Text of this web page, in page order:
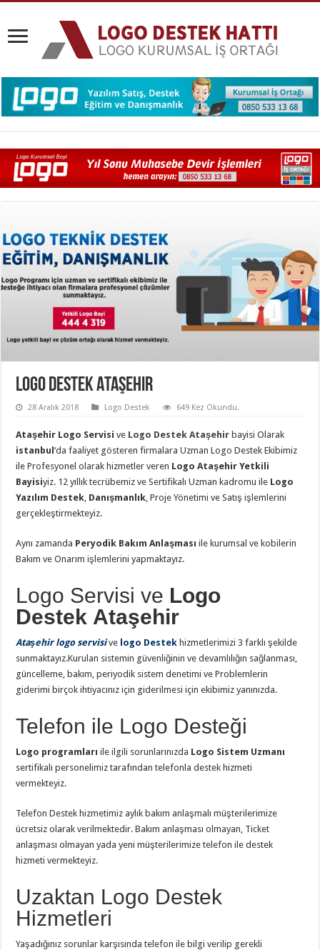
Logo Destek Ataşehir
28 Aralık 2018 Logo Destek 649 Kez Okundu.
Ataşehir Logo Servisi ve Logo Destek Ataşehir bayisi Olarak
istanbul‘da faaliyet gösteren firmalara Uzman Logo Destek Ekibimiz
ile Profesyonel olarak hizmetler veren Logo Ataşehir Yetkili
Bayisiyiz. 12 yıllık tecrübemiz ve Sertifikalı Uzman kadromu ile Logo
Yazılım Destek, Danışmanlık, Proje Yönetimi ve Satış işlemlerini
gerçekleştirmekteyiz.
Aynı zamanda Peryodik Bakım Anlaşması ile kurumsal ve kobilerin
Bakım ve Onarım işlemlerini yapmaktayız.
Logo Servisi ve Logo
Destek Ataşehir
Ataşehir logo servisive logo Destek hizmetlerimizi 3 farklı şekilde
sunmaktayız.Kurulan sistemin güvenliğinin ve devamlılığın sağlanması,
güncelleme, bakım, periyodik sistem denetimi ve Problemlerin
giderimi birçok ihtiyacınız için giderilmesi için ekibimiz yanınızda.
Telefon ile Logo Desteği
Logo programları ile ilgili sorunlarınızda Logo Sistem Uzmanı
sertifikalı personelimiz tarafından telefonla destek hizmeti
vermekteyiz.
Telefon Destek hizmetimiz aylık bakım anlaşmalı müşterilerimize
ücretsiz olarak verilmektedir. Bakım anlaşması olmayan, Ticket
anlaşması olmayan yada yeni müşterilerimize telefon ile destek
hizmeti vermekteyiz.
Uzaktan Logo Destek
Hizmetleri
Yaşadığınız sorunlar karşısında telefon ile bilgi verilip gerekli